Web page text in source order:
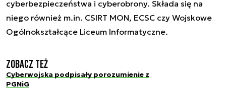
cyberbezpieczeństwa i cyberobrony. Składa się na
niego również m.in. CSIRT MON, ECSC czy Wojskowe
Ogólnokształcące Liceum Informatyczne.
Zobacz też
Cyberwojska podpisały porozumienie z
PGNiG